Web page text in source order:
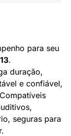
para seu
.
duração,
e confiável,
seguras para